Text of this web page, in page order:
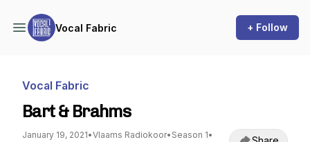
Vocal Fabric + Follow
Vocal Fabric
Bart & Brahms
January 19, 2021•Vlaams Radiokoor• Season 1•